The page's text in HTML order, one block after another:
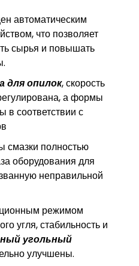
автоматическим
что позволяет
сырья и повышать
для опилок, скорость
а формы
в соответствии с
смазки полностью
оборудования для
неправильной
режимом
угля, стабильность и
угольный
улучшены.